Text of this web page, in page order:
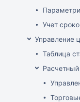
Учет
Управление
Таблица